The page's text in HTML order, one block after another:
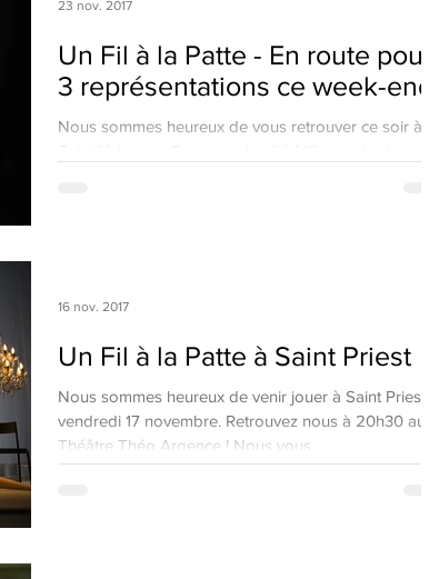
Un Fil à la Patte - En route pour
3 représentations ce week-end
Nous sommes heureux de vous retrouver ce soir à
23 nov. 2017
Un Fil à la Patte à Saint Priest
Nous sommes heureux de venir jouer à Saint Priest ce
vendredi 17 novembre. Retrouvez nous à 20h30 au
Théâtre Théo Argence ! Nous vous...
16 nov. 2017